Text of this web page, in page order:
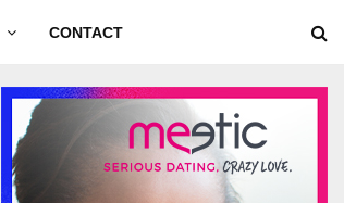
CONTACT